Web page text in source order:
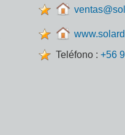
Teléfono : +56